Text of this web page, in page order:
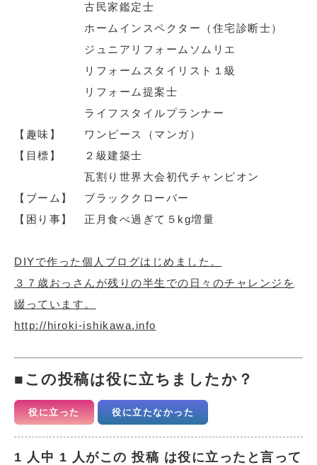
古民家鑑定士
ホームインスペクター（住宅診断士）
ジュニアリフォームソムリエ
リフォームスタイリスト１級
リフォーム提案士
ライフスタイルプランナー
【趣味】 ワンピース（マンガ）
【目標】 ２級建築士
瓦割り世界大会初代チャンピオン
【ブーム】 ブラッククローバー
【困り事】 正月食べ過ぎて５kg増量
DIYで作った個人ブログはじめました。
３７歳おっさんが残りの半生での日々のチャレンジを
綴っています。
http://hiroki-ishikawa.info
この投稿は役に立ちましたか？
役に立った 役に立たなかった
1 人中 1 人がこの 投稿 は役に立ったと言って